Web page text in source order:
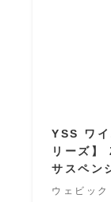
YSS ワ
リーズ
サスペン
ウェビッ